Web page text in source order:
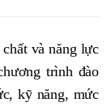
và năng lực
trình đào
kỹ năng, mức